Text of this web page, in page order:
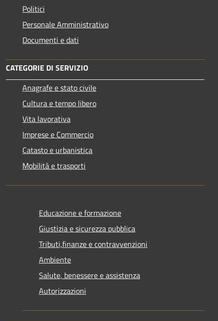
Politici
Personale Amministrativo
Documenti e dati
CATEGORIE DI SERVIZIO
Anagrafe e stato civile
Cultura e tempo libero
Vita lavorativa
Imprese e Commercio
Catasto e urbanistica
Mobilità e trasporti
Educazione e formazione
Giustizia e sicurezza pubblica
Tributi,finanze e contravvenzioni
Ambiente
Salute, benessere e assistenza
Autorizzazioni